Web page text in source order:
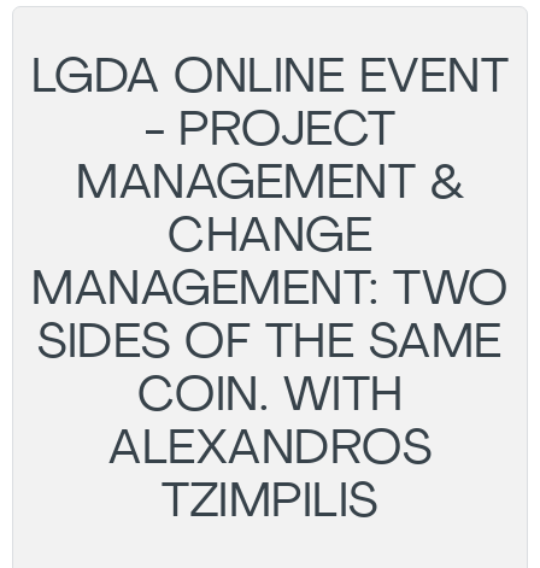
LGDA ONLINE EVENT
- PROJECT
MANAGEMENT &
CHANGE
MANAGEMENT: TWO
SIDES OF THE SAME
COIN. WITH
ALEXANDROS
TZIMPILIS